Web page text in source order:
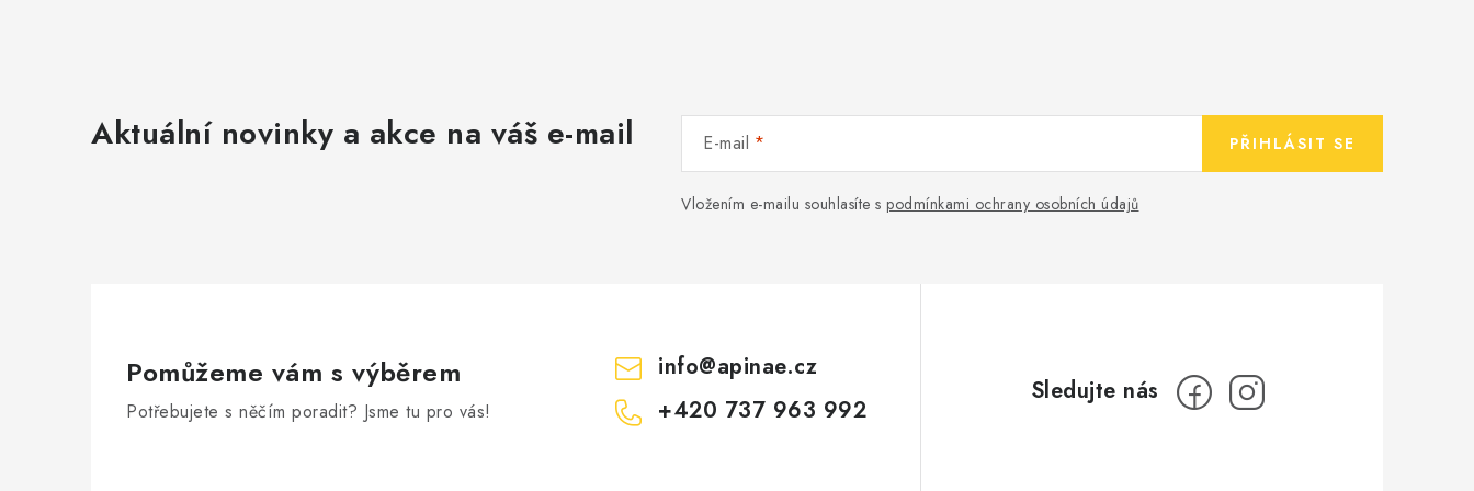
Aktuální novinky a akce na váš e-mail E-mail
Vložením e-mailu souhlasíte s podmínkami ochrany osobních údajů
PŘIHLÁSIT SE
Pomůžeme vám s výběrem
Potřebujete s něčím poradit? Jsme tu pro vás!
info@apinae.cz
+420 737 963 992